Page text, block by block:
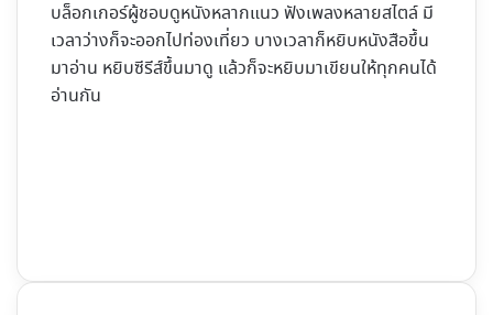
บล็อกเกอร์ผู้ชอบดูหนังหลากแนว ฟังเพลงหลายสไตล์ มี
เวลาว่างก็จะออกไปท่องเที่ยว บางเวลาก็หยิบหนังสือขึ้น
มาอ่าน หยิบซีรีส์ขึ้นมาดู แล้วก็จะหยิบมาเขียนให้ทุกคนได้
อ่านกัน